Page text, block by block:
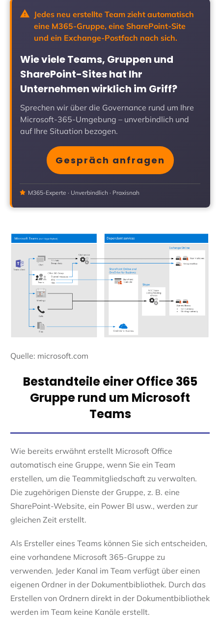
Jedes neu erstellte Team zieht automatisch
eine M365-Gruppe, eine SharePoint-Site
und ein Exchange-Postfach nach sich.
Wie viele Teams, Gruppen und
SharePoint-Sites hat Ihr
Unternehmen wirklich im Griff?
Sprechen wir über die Governance rund um Ihre
Microsoft-365-Umgebung – unverbindlich und
auf Ihre Situation bezogen.
Gespräch anfragen
M365-Experte · Unverbindlich · Praxisnah
Quelle: microsoft.com
Bestandteile einer Office 365
Gruppe rund um Microsoft
Teams
Wie bereits erwähnt erstellt Microsoft Office
automatisch eine Gruppe, wenn Sie ein Team
erstellen, um die Teammitgliedschaft zu verwalten.
Die zugehörigen Dienste der Gruppe, z. B. eine
SharePoint-Website, ein Power BI usw., werden zur
gleichen Zeit erstellt.
Als Ersteller eines Teams können Sie sich entscheiden,
eine vorhandene Microsoft 365-Gruppe zu
verwenden. Jeder Kanal im Team verfügt über einen
eigenen Ordner in der Dokumentbibliothek. Durch das
Erstellen von Ordnern direkt in der Dokumentbibliothek
werden im Team keine Kanäle erstellt.